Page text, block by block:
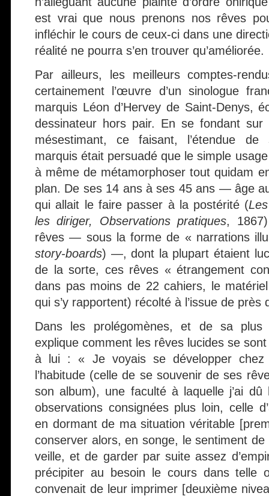
est vrai que nous prenons nos rêves
infléchir le cours de ceux-ci dans une
réalité ne pourra s’en trouver qu’améliorée.
Par ailleurs, les meilleurs comptes-
certainement l’œuvre d’un sinologue
marquis Léon d’Hervey de Saint-Denys,
dessinateur hors pair. En se fondant
mésestimant, ce faisant, l’étendue de
marquis était persuadé que le simple
à même de métamorphoser tout quidam
plan. De ses 14 ans à ses 45 ans — âge
qui allait le faire passer à la postérité (
les diriger, Observations pratiques,
rêves — sous la forme de « narrations
story-boards) —, dont la plupart étaient
de la sorte, ces rêves « étrangement
dans pas moins de 22 cahiers, le
qui s’y rapportent) récolté à l’issue de près
Dans les prolégomènes, et de sa plus
explique comment les rêves lucides se
à lui : « Je voyais se développer chez
l’habitude (celle de se souvenir de ses
son album), une faculté à laquelle j’ai
observations consignées plus loin, celle
en dormant de ma situation véritable
conserver alors, en songe, le sentiment
veille, et de garder par suite assez
précipiter au besoin le cours dans telle
convenait de leur imprimer [deuxième